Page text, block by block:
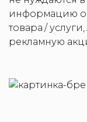
информацию о
товара /
рекламную